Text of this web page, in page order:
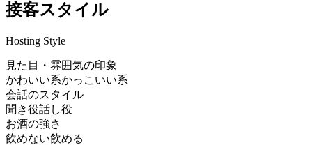
接客スタイル
Hosting Style
見た目・雰囲気の印象
かわいい系かっこいい系
会話のスタイル
聞き役話し役
お酒の強さ
飲めない飲める